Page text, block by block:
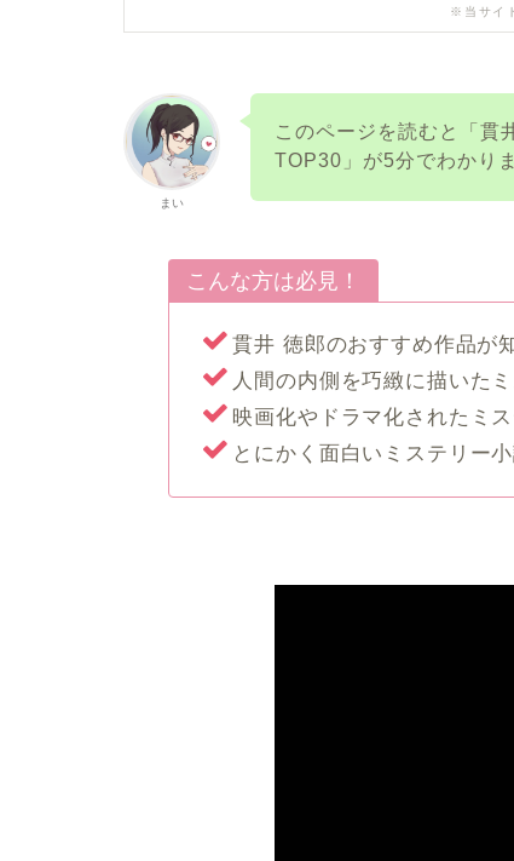
※当サイ
まい
このページを読むと「貫
TOP30」が5分でわかり
こんな方は必見！
貫井 徳郎のおすすめ作品が
人間の内側を巧緻に描いた
映画化やドラマ化されたミ
とにかく面白いミステリー